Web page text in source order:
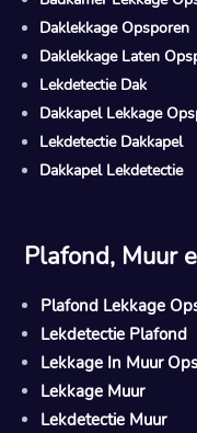
Daklekkage Opsporen
Daklekkage Laten
Lekdetectie Dak
Dakkapel Lekkage
Lekdetectie Dakkapel
Dakkapel Lekdetectie
Plafond, Muur
Plafond Lekkage
Lekdetectie Plafond
Lekkage In Muur
Lekkage Muur
Lekdetectie Muur